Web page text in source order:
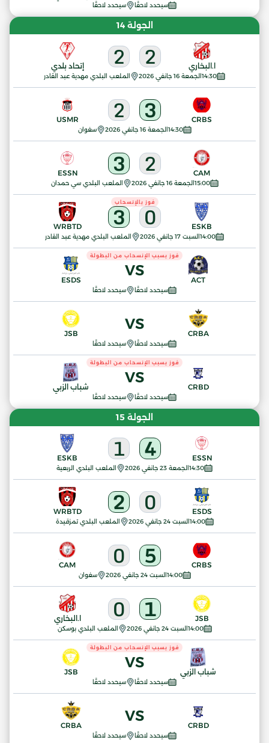
سيحدد لاحقًا سيحدد لاحقًا
الجولة 14
14:30الجمعة 16 جانفي 2026 الملعب البلدي مهدية عبد القادر
ا.البخاري 2
2 إتحاد بلدي
14:30الجمعة 16 جانفي 2026 سغوان
CRBS
3
2
USMR
15:00الجمعة 16 جانفي 2026 الملعب البلدي سي حمدان
CAM
2
3
ESSN
14:00السبت 17 جانفي 2026 الملعب البلدي مهدية عبد القادر
ESKB
0
3
فوز بالإنسحاب
WRBTD
سيحدد لاحقًا سيحدد لاحقًا
ACT
VS
فوز بسبب الإنسحاب من البطولة
ESDS
سيحدد لاحقًا سيحدد لاحقًا
CRBA
VS
JSB
سيحدد لاحقًا سيحدد لاحقًا
CRBD
VS
فوز بسبب الإنسحاب من البطولة
شباب الزبي
الجولة 15
14:30الجمعة 23 جانفي 2026 الملعب البلدي الربعية
ESSN
4
1
ESKB
14:00السبت 24 جانفي 2026 الملعب البلدي تمزقيدة
ESDS
0
2
WRBTD
14:00السبت 24 جانفي 2026 سغوان
CRBS
5
0
CAM
14:00السبت 24 جانفي 2026 الملعب البلدي بوسكن
JSB
1
0 ا.البخاري
سيحدد لاحقًا سيحدد لاحقًا
شباب الزبي
VS
فوز بسبب الإنسحاب من البطولة
JSB
سيحدد لاحقًا سيحدد لاحقًا
CRBD
VS
CRBA